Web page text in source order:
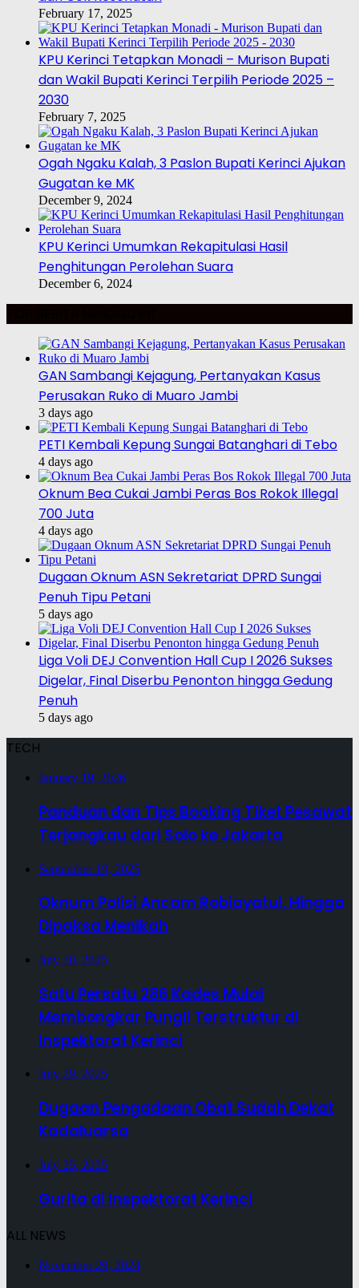
February 17, 2025
KPU Kerinci Tetapkan Monadi – Murison Bupati
dan Wakil Bupati Kerinci Terpilih Periode 2025 –
2030
February 7, 2025
Ogah Ngaku Kalah, 3 Paslon Bupati Kerinci Ajukan
Gugatan ke MK
December 9, 2024
KPU Kerinci Umumkan Rekapitulasi Hasil
Penghitungan Perolehan Suara
December 6, 2024
GAN Sambangi Kejagung, Pertanyakan Kasus
Perusakan Ruko di Muaro Jambi
3 days ago
PETI Kembali Kepung Sungai Batanghari di Tebo
4 days ago
Oknum Bea Cukai Jambi Peras Bos Rokok Illegal
700 Juta
4 days ago
Dugaan Oknum ASN Sekretariat DPRD Sungai
Penuh Tipu Petani
5 days ago
Liga Voli DEJ Convention Hall Cup I 2026 Sukses
Digelar, Final Diserbu Penonton hingga Gedung
Penuh
5 days ago
TECH
January 19, 2026
Panduan dan Tips Booking Tiket Pesawat
Terjangkau dari Solo ke Jakarta
September 19, 2025
Oknum Polisi Ancam Robiayatul, Hingga
Dipaksa Menikah
July 30, 2025
Satu Persatu 286 Kades Mulai
Membongkar Pungli Terstruktur di
Inspektorat Kerinci
July 29, 2025
Dugaan Pengadaan Obat Sudah Dekat
Kadaluarsa
July 25, 2025
Gurita di Inspektorat Kerinci
ALL NEWS
November 29, 2024